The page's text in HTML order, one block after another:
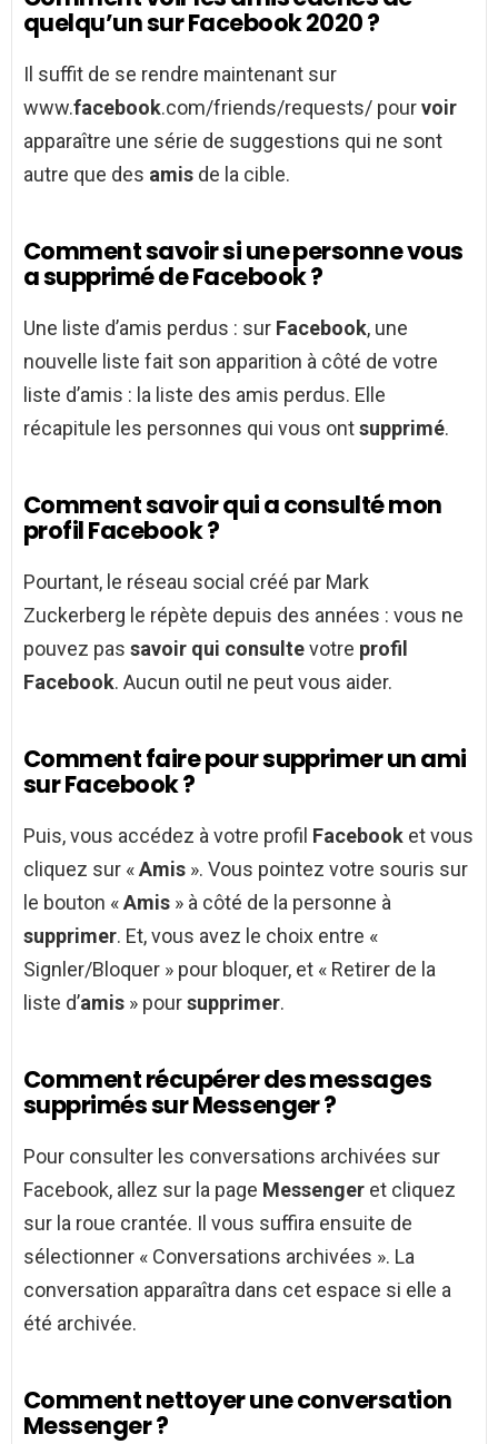
quelqu’un sur Facebook 2020 ?
Il suffit de se rendre maintenant sur
www.facebook.com/friends/requests/ pourvoir
apparaître une série de suggestions qui ne sont
autre que des amis de la cible.
Comment savoir si une personne vous
a supprimé de Facebook ?
Une liste d’amis perdus : sur Facebook, une
nouvelle liste fait son apparition à côté de votre
liste d’amis : la liste des amis perdus. Elle
récapitule les personnes qui vous ontsupprimé.
Comment savoir qui a consulté mon
profil Facebook ?
Pourtant, le réseau social créé par Mark
Zuckerberg le répète depuis des années : vous ne
pouvez pas savoir qui consultevotre profil
Facebook. Aucun outil ne peut vous aider.
Comment faire pour supprimer un ami
sur Facebook ?
Puis, vous accédez à votre profil Facebook et vous
cliquez sur «Amis ». Vous pointez votre souris sur
le bouton «Amis » à côté de la personne à
supprimer. Et, vous avez le choix entre «
Signler/Bloquer » pour bloquer, et « Retirer de la
liste d’amis » poursupprimer.
Comment récupérer des messages
supprimés sur Messenger ?
Pour consulter les conversations archivées sur
Facebook, allez sur la page Messenger et cliquez
sur la roue crantée. Il vous suffira ensuite de
sélectionner « Conversations archivées ». La
conversation apparaîtra dans cet espace si elle a
été archivée.
Comment nettoyer une conversation
Messenger ?